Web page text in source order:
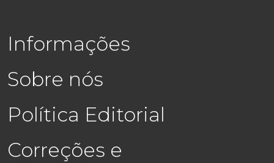
Informações
Sobre nós
Política Editorial
Correções e